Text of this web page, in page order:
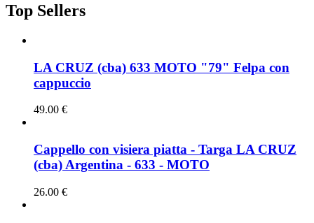
Top Sellers
LA CRUZ (cba) 633 MOTO "79" Felpa con
cappuccio
49.00 €
Cappello con visiera piatta - Targa LA CRUZ
(cba) Argentina - 633 - MOTO
26.00 €